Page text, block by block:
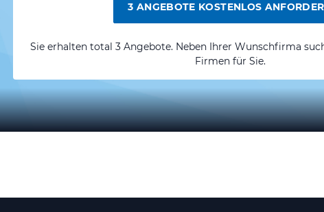
3 ANGEBOTE KOSTENLOS
Sie erhalten total 3 Angebote. Neben Ihrer Wunschfirma
Firmen für Sie.